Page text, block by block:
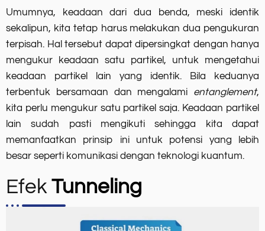
Umumnya, keadaan dari dua benda, meski identik
sekalipun, kita tetap harus melakukan dua pengukuran
terpisah. Hal tersebut dapat dipersingkat dengan hanya
mengukur keadaan satu partikel, untuk mengetahui
keadaan partikel lain yang identik. Bila keduanya
terbentuk bersamaan dan mengalami entanglement,
kita perlu mengukur satu partikel saja. Keadaan partikel
lain sudah pasti mengikuti sehingga kita dapat
memanfaatkan prinsip ini untuk potensi yang lebih
besar seperti komunikasi dengan teknologi kuantum.
Efek Tunneling